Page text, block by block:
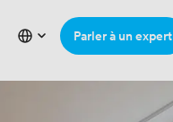
Parler à un expert